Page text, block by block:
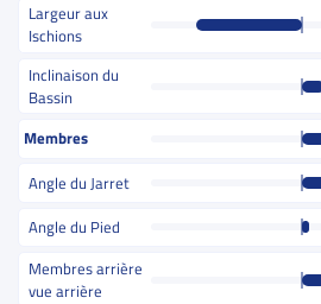
Largeur aux
Ischions
Inclinaison du
Bassin
Membres
Angle du Jarret
Angle du Pied
Membres arrière
vue arrière